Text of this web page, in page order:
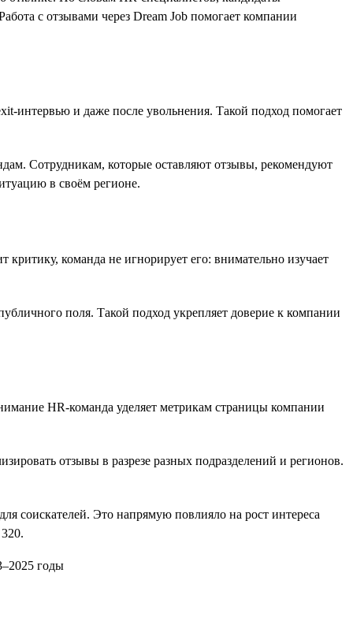
с отзывами через Dream Job помогает компании
интервью и даже после увольнения. Такой подход помогает
Сотрудникам, которые оставляют отзывы, рекомендуют
в своём регионе.
команда не игнорирует его: внимательно изучает
поля. Такой подход укрепляет доверие к компании
HR-команда уделяет метрикам страницы компании
отзывы в разрезе разных подразделений и регионов.
соискателей. Это напрямую повлияло на рост интереса